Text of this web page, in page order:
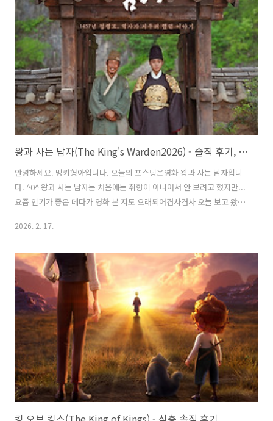
다가 영화 본 지도 오래되어mingky-hyung-a.com나약한 왕이 아닌 인
간 이홍위에 대한 이야기 영화 왕과 사는 남자는단종인 '이호위'를 중심
으로 '엄흥도'가 극을 이끌어 갔고'한명회'가..
왕과 사는 남자(The King's Warden2026) - 솔직 후기, 정보, 쿠키 영상 / 인간 이홍위의 당당한 마지막을 보여주는 영화
안녕하세요. 밍키형아입니다. 오늘의 포스팅은영화 왕과 사는 남자입니
다. ^0^ 왕과 사는 남자는 처음에는 취향이 아니어서 안 보려고 했지만...
요즘 인기가 좋은 데다가 영화 본 지도 오래되어겸사겸사 오늘 보고 왔습
르 : 드라마등급 : 12세 이상 관람가개봉일 : 2026년 2월 4일러닝타임 :
제작비 : 105억 (손익분기점 260만 명)제작사 : 온다웍스, 비에이엔터테
인먼트 *줄거리* 계유정난 이후 어린 왕 단종(박지훈 분)이왕위에서 쫓겨
나 유배길에 오르고 그 유배지에서 촌장'엄흥도'(유해진 분)와 마을 사람
을 만나며 벌어지는 스토리입니다. 감상 후기..
2026. 2. 17.